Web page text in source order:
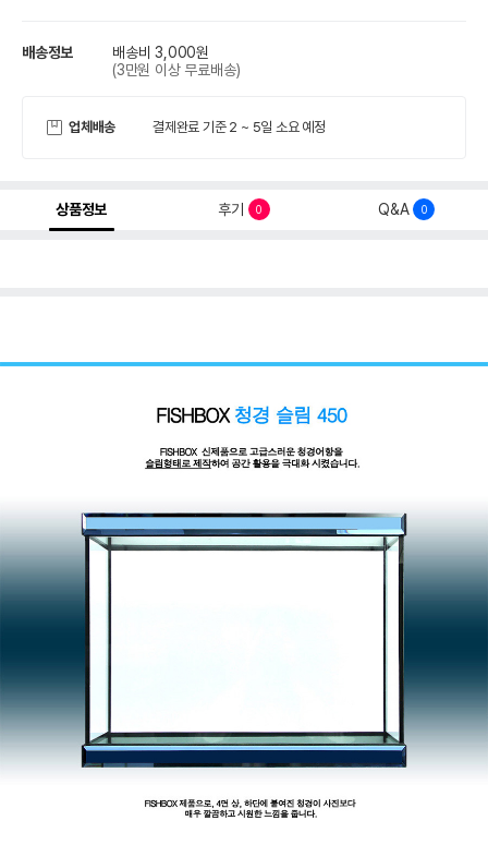
배송정보
배송비 3,000원
(3만원 이상 무료배송)
업체배송 결제완료 기준 2 ~ 5일 소요 예정
상품정보 후기 0 Q&A 0